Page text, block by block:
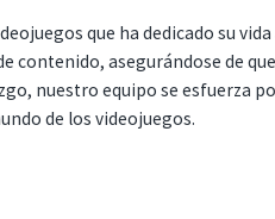
que ha dedicado su vida
contenido, asegurándose de
nuestro equipo se esfuerza
de los videojuegos.